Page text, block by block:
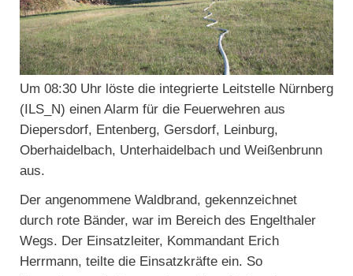
Um 08:30 Uhr löste die integrierte Leitstelle Nürnberg
(ILS_N) einen Alarm für die Feuerwehren aus
Diepersdorf, Entenberg, Gersdorf, Leinburg,
Oberhaidelbach, Unterhaidelbach und Weißenbrunn
aus.
Der angenommene Waldbrand, gekennzeichnet
durch rote Bänder, war im Bereich des Engelthaler
Wegs. Der Einsatzleiter, Kommandant Erich
Herrmann, teilte die Einsatzkräfte ein. So